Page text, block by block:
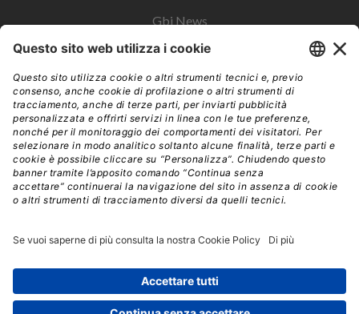
Gbi News
Instoremag
Esplora il gruppo
Edra Edizioni
Edizioni LSWR
LSWR Group
Mixer è un prodotto del network Edra Edizioni. Direzione, amministrazione,
redazione, pubblicità | © Copyright 2026 – Tutti i diritti riservati | Partita IVA e C.F.